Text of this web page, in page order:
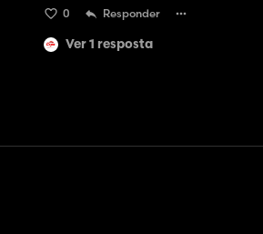
0 Responder
Ver 1 resposta